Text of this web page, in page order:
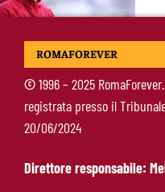
ROMAFOREVER
©1996 – 2025
registrata presso il
20/06/2024
Direttore responsabile: